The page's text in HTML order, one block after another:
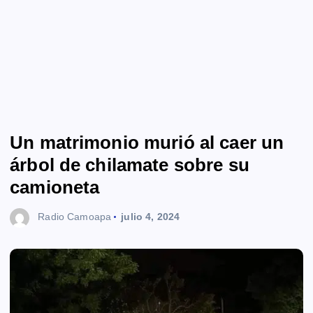
Un matrimonio murió al caer un
árbol de chilamate sobre su
camioneta
Radio Camoapa julio 4, 2024